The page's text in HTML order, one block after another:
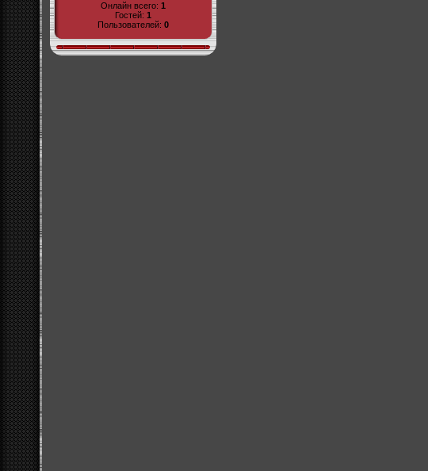
Онлайн всего: 1
Гостей: 1
Пользователей: 0